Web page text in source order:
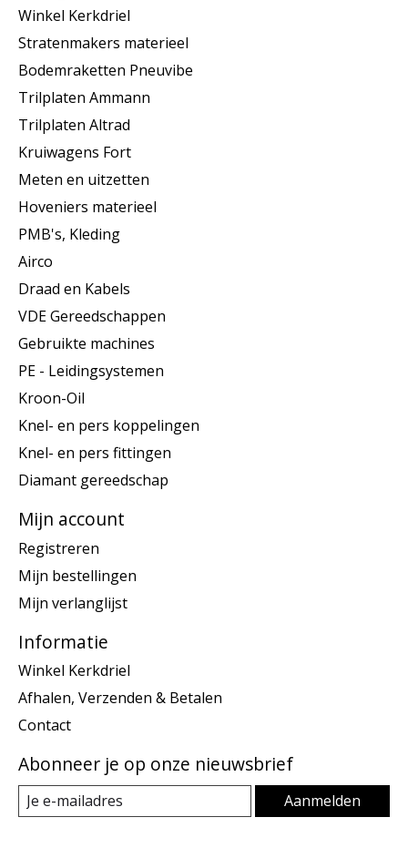
Winkel Kerkdriel
Stratenmakers materieel
Bodemraketten Pneuvibe
Trilplaten Ammann
Trilplaten Altrad
Kruiwagens Fort
Meten en uitzetten
Hoveniers materieel
PMB's, Kleding
Airco
Draad en Kabels
VDE Gereedschappen
Gebruikte machines
PE - Leidingsystemen
Kroon-Oil
Knel- en pers koppelingen
Knel- en pers fittingen
Diamant gereedschap
Mijn account
Registreren
Mijn bestellingen
Mijn verlanglijst
Informatie
Winkel Kerkdriel
Afhalen, Verzenden & Betalen
Contact
Abonneer je op onze nieuwsbrief
Aanmelden